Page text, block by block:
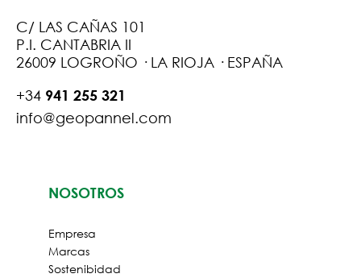
C/ LAS CAÑAS 101
P.I. CANTABRIA II
26009 LOGROÑO · LA RIOJA · ESPAÑA
+34 941 255 321
info@geopannel.com
NOSOTROS
Empresa
Marcas
Sostenibidad